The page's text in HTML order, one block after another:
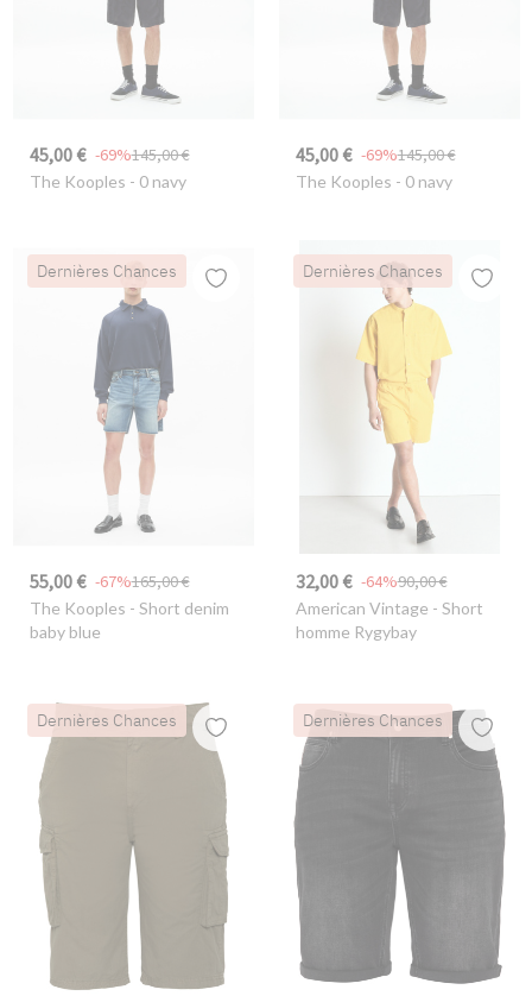
45,00 € 145,00 €
-69%
The Kooples - 0 navy
45,00 € 145,00 €
-69%
The Kooples - 0 navy
Dernières Chances
55,00 € 165,00 €
-67%
The Kooples - Short denim
baby blue
Dernières Chances
32,00 € 90,00 €
-64%
American Vintage - Short
homme Rygybay
Dernières Chances Dernières Chances